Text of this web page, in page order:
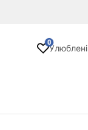
0
Улюблені